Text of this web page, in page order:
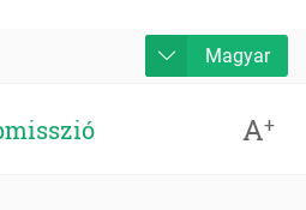
Magyar
A+